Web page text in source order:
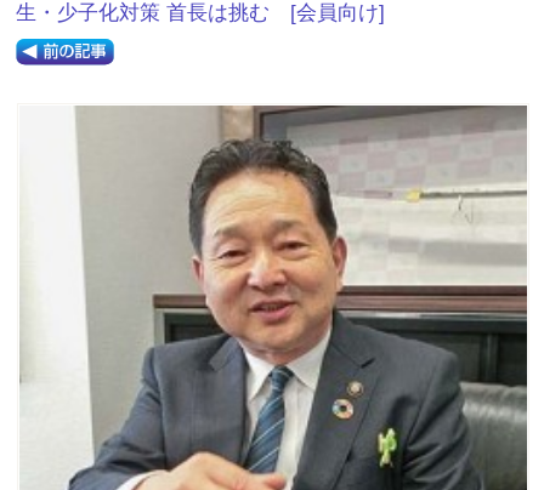
生・少子化対策 首長は挑む
[会員向け]